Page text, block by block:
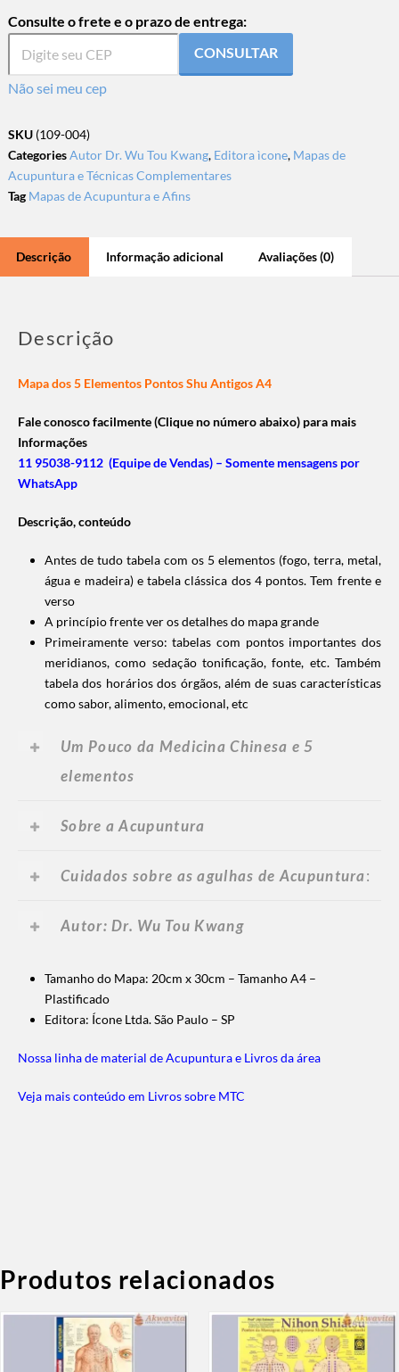
Consulte o frete e o prazo de entrega:
CONSULTAR
Não sei meu cep
SKU (109-004)
CategoriesAutor Dr. Wu Tou Kwang, Editora ìcone, Mapas de
Acupuntura e Técnicas Complementares
Tag Mapas de Acupuntura e Afins
Descrição Informação adicional Avaliações (0)
Descrição
Mapa dos 5 Elementos Pontos Shu Antigos A4
Fale conosco facilmente (Clique no número abaixo) para mais
Informações
11 95038-9112 (Equipe de Vendas) – Somente mensagens por
WhatsApp
Descrição, conteúdo
Antes de tudo tabela com os 5 elementos (fogo, terra, metal,
água e madeira) e tabela clássica dos 4 pontos. Tem frente e
verso
A princípio frente ver os detalhes do mapa grande
Primeiramente verso: tabelas com pontos importantes dos
meridianos, como sedação tonificação, fonte, etc. Também
tabela dos horários dos órgãos, além de suas características
como sabor, alimento, emocional, etc
Um Pouco da Medicina Chinesa e 5
elementos
Sobre a Acupuntura
Cuidados sobre as agulhas de Acupuntura:
Autor: Dr. Wu Tou Kwang
Tamanho do Mapa: 20cm x 30cm – Tamanho A4 –
Plastificado
Editora: Ícone Ltda. São Paulo – SP
Nossa linha de material de Acupuntura e Livros da área
Veja mais conteúdo em Livros sobre MTC
Produtos relacionados